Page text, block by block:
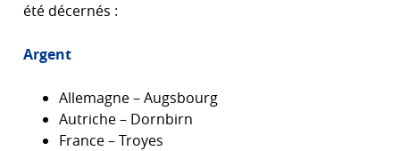
été décernés :
Argent
Allemagne – Augsbourg
Autriche – Dornbirn
France – Troyes